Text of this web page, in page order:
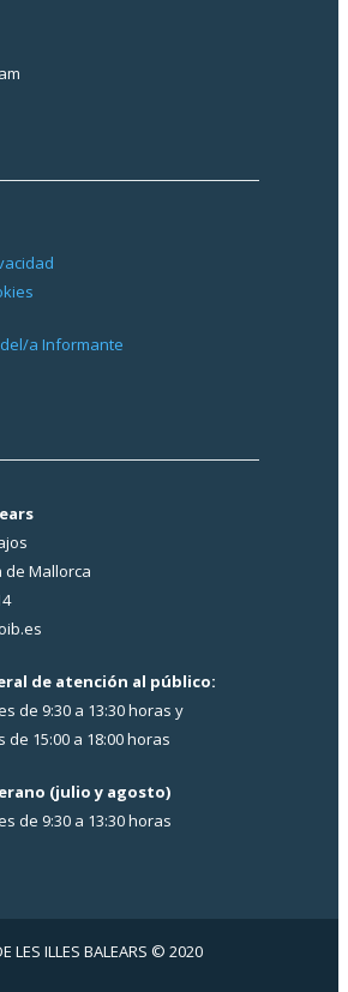
a Informante
de Mallorca
de atención al público:
de 9:30 a 13:30 horas y
15:00 a 18:00 horas
(julio y agosto)
de 9:30 a 13:30 horas
LES ILLES BALEARS © 2020